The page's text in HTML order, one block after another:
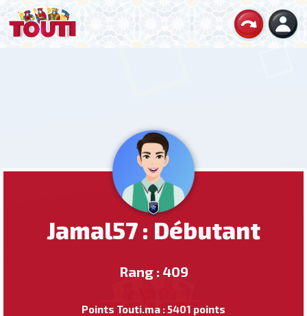
Jamal57 : Débutant
Rang : 409
Points Touti.ma : 5401 points